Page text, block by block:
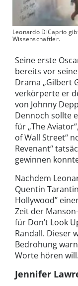
Leonardo DiCaprio
Wissenschaftler.
Seine erste
bereits vor
Drama „Gilbert
verkörperte er
von Johnny
Dennoch sollte
für „The
of Wall Street“
Revenant“
gewinnen
Nachdem
Quentin
Hollywood”
Zeit der
für Don’t Look
Randall. Dieser
Bedrohung
Worte hören will.
Jennifer